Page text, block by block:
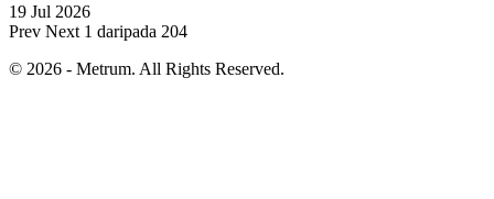
19 Jul 2026
Prev Next 1 daripada 204
© 2026 - Metrum. All Rights Reserved.